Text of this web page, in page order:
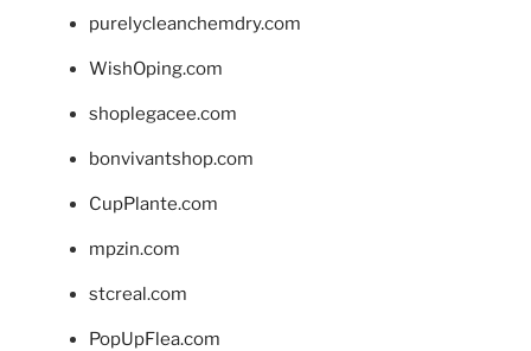
purelycleanchemdry.com
WishOping.com
shoplegacee.com
bonvivantshop.com
CupPlante.com
mpzin.com
stcreal.com
PopUpFlea.com